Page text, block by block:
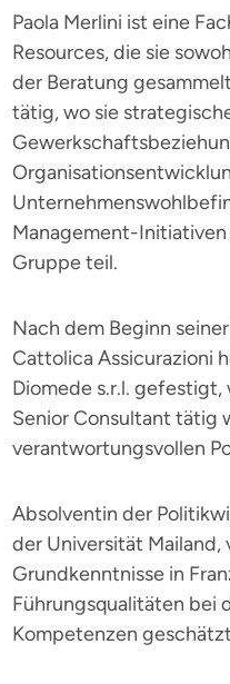
Paola Merlini ist eine
Resources, die sie
der Beratung
tätig, wo sie
Management-
Gruppe teil.
Nach dem Beginn
Cattolica Assicurazioni
Diomede s.r.l. gefestigt,
Senior Consultant tätig
verantwortungsvollen
Absolventin der
der Universität
Grundkenntnisse in
Führungsqualitäten bei
Kompetenzen